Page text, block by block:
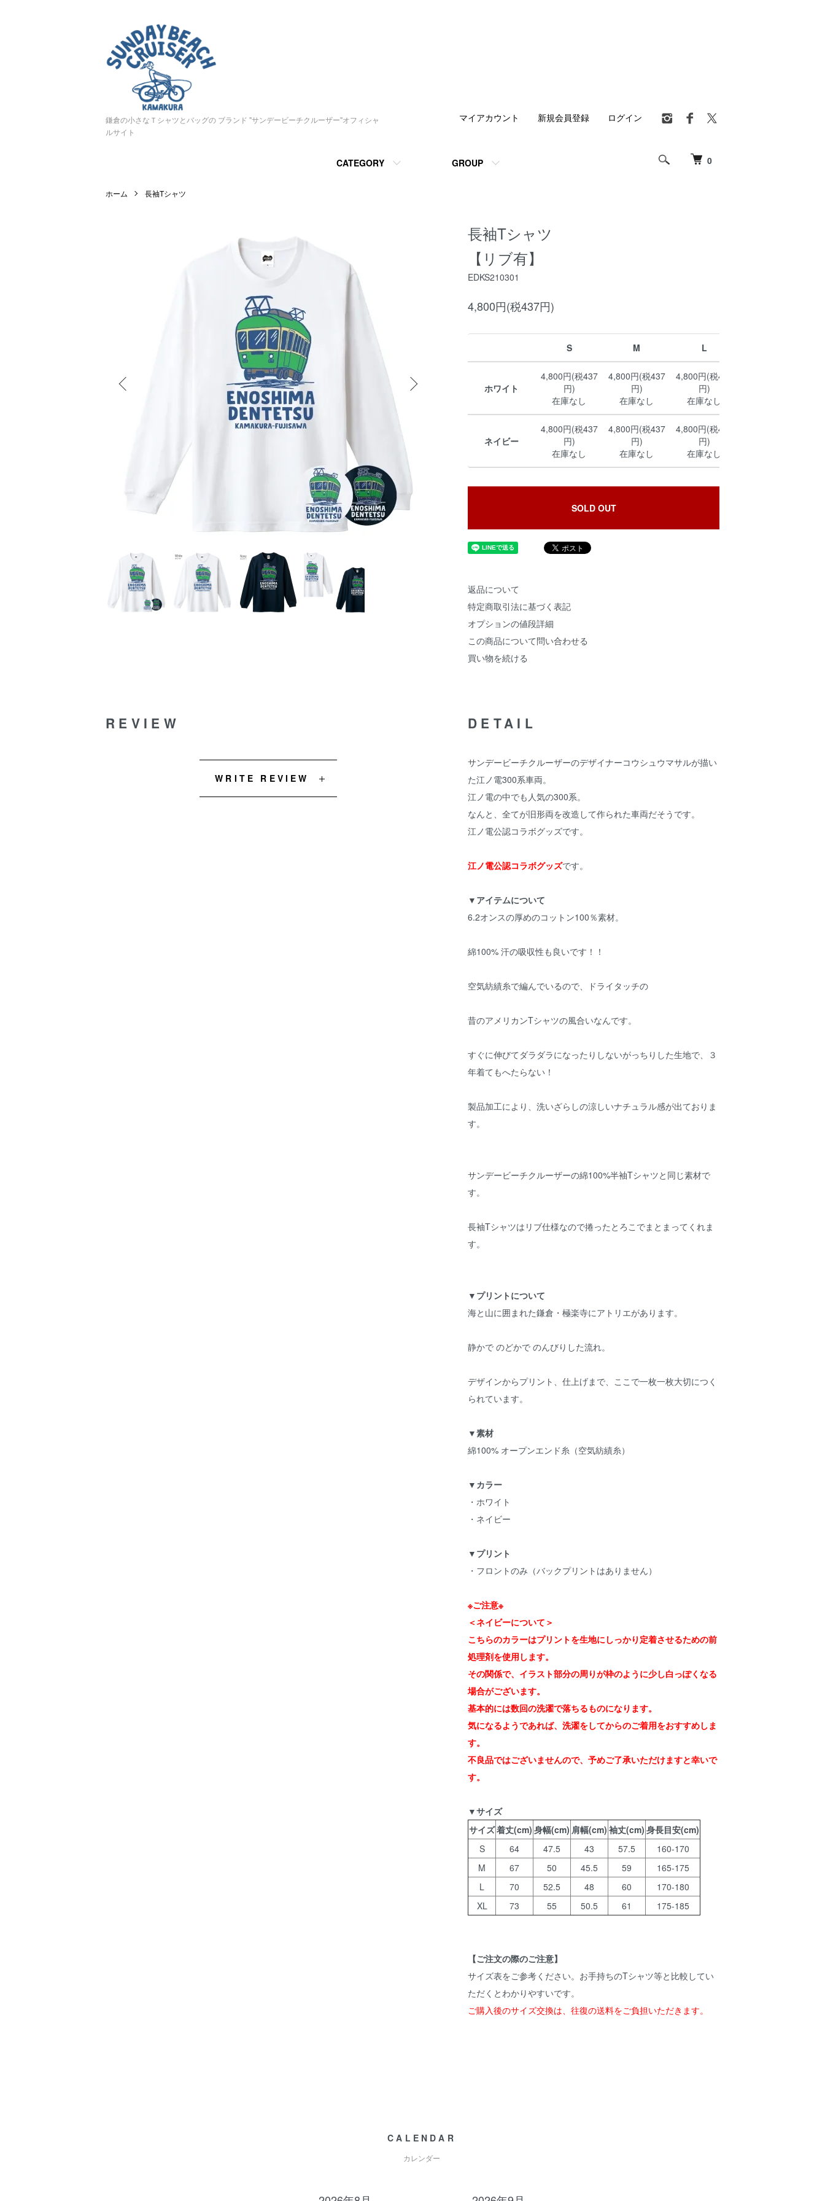
鎌倉の小さなＴシャツとバッグの ブランド "サンデービーチクルーザー"オフィシャ
ルサイト
0
CATEGORY GROUP
マイアカウント 新規会員登録 ログイン
ホーム 長袖Tシャツ
長袖Tシャツ
【リブ有】
EDKS210301
4,800円(税437円)
S M L
ホワイト
4,800円(税437
円)
在庫なし
4,800円(税437
円)
在庫なし
4,800円(税437
円)
在庫なし
ネイビー
4,800円(税437
円)
在庫なし
4,800円(税437
円)
在庫なし
4,800円(税437
円)
在庫なし
SOLD OUT
返品について
特定商取引法に基づく表記
オプションの値段詳細
この商品について問い合わせる
買い物を続ける
DETAIL
サンデービーチクルーザーのデザイナーコウシュウマサルが描い
た江ノ電300系車両。
江ノ電の中でも人気の300系。
なんと、全てが旧形両を改造して作られた車両だそうです。
江ノ電公認コラボグッズです。
江ノ電公認コラボグッズです。
▼アイテムについて
6.2オンスの厚めのコットン100％素材。
綿100% 汗の吸収性も良いです！！
空気紡績糸で編んでいるので、ドライタッチの
昔のアメリカンTシャツの風合いなんです。
すぐに伸びてダラダラになったりしないがっちりした生地で、３
年着てもへたらない！
製品加工により、洗いざらしの涼しいナチュラル感が出ておりま
す。
サンデービーチクルーザーの綿100%半袖Tシャツと同じ素材で
す。
長袖Tシャツはリブ仕様なので捲ったとろこでまとまってくれま
す。
▼プリントについて
海と山に囲まれた鎌倉・極楽寺にアトリエがあります。
静かで のどかで のんびりした流れ。
デザインからプリント、仕上げまで、ここで一枚一枚大切につく
られています。
▼素材
綿100% オープンエンド糸（空気紡績糸）
▼カラー
・ホワイト
・ネイビー
▼プリント
・フロントのみ（バックプリントはありません）
※ご注意※
＜ネイビーについて＞
こちらのカラーはプリントを生地にしっかり定着させるための前
処理剤を使用します。
その関係で、イラスト部分の周りが枠のように少し白っぽくなる
場合がございます。
基本的には数回の洗濯で落ちるものになります。
気になるようであれば、洗濯をしてからのご着用をおすすめしま
す。
不良品ではございませんので、予めご了承いただけますと幸いで
す。
▼サイズ
サイズ着丈(cm) 身幅(cm) 肩幅(cm) 袖丈(cm) 身長目安(cm)
S
64 47.5 43 57.5
160-170
M
67 50 45.5 59
165-175
L
70 52.5 48 60
170-180
XL
73 55 50.5 61 175-185
【ご注文の際のご注意】
サイズ表をご参考ください。お手持ちのTシャツ等と比較してい
ただくとわかりやすいです。
ご購入後のサイズ交換は、往復の送料をご負担いただきます。
REVIEW
WRITE REVIEW
CALENDAR
カレンダー